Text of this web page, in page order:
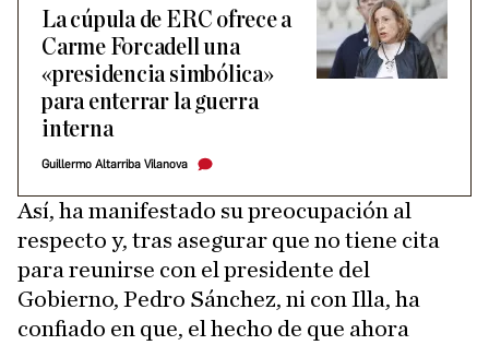
La cúpula de ERC ofrece a
Carme Forcadell una
«presidencia simbólica»
para enterrar la guerra
interna
Guillermo Altarriba Vilanova
Así, ha manifestado su preocupación al
respecto y, tras asegurar que no tiene cita
para reunirse con el presidente del
Gobierno, Pedro Sánchez, ni con Illa, ha
confiado en que, el hecho de que ahora